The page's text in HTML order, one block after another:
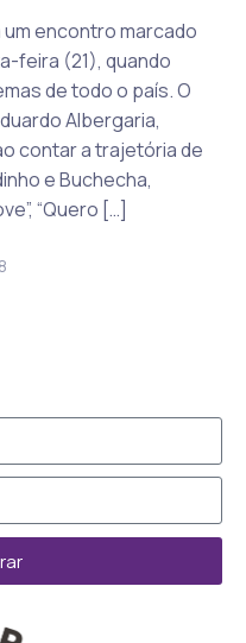
encontro marcado
feira (21), quando
de todo o país. O
Albergaria,
contar a trajetória de
e Buchecha,
“Quero […]